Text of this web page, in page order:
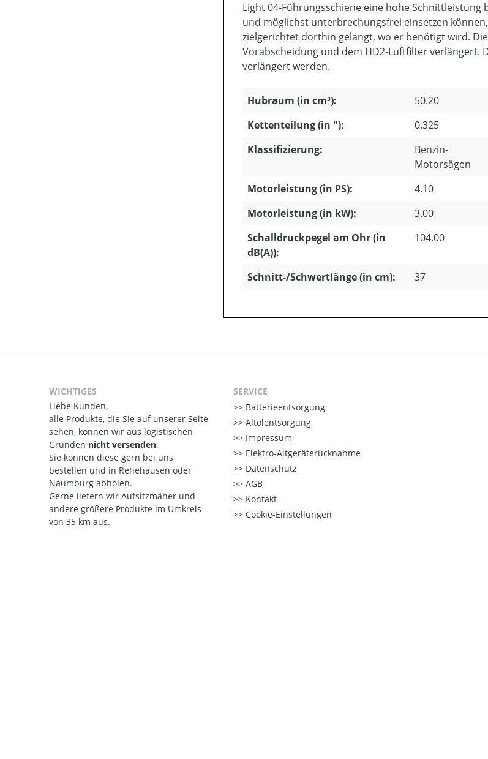
Light 04-Führungsschiene eine hohe
und möglichst unterbrechungsfrei einsetzen
zielgerichtet dorthin gelangt, wo er benötigt wird.
Vorabscheidung und dem HD2-Luftfilter verlängert.
verlängert werden.
Hubraum (in cm³):
50.20
Kettenteilung (in "):
0.325
Klassifizierung:
Benzin-
Motorsägen
Motorleistung (in PS):
4.10
Motorleistung (in kW):
3.00
Schalldruckpegel am Ohr (in
dB(A)):
104.00
Schnitt-/Schwertlänge (in cm): 37
WICHTIGES
Liebe Kunden,
alle Produkte, die Sie auf unserer Seite
sehen, können wir aus logistischen
Gründen nicht versenden.
Sie können diese gern bei uns
bestellen und in Rehehausen oder
Naumburg abholen.
Gerne liefern wir Aufsitzmäher und
andere größere Produkte im Umkreis
von 35 km aus.
SERVICE
Batterieentsorgung
Altölentsorgung
Impressum
Elektro-Altgeräterücknahme
Datenschutz
AGB
Kontakt
Cookie-Einstellungen